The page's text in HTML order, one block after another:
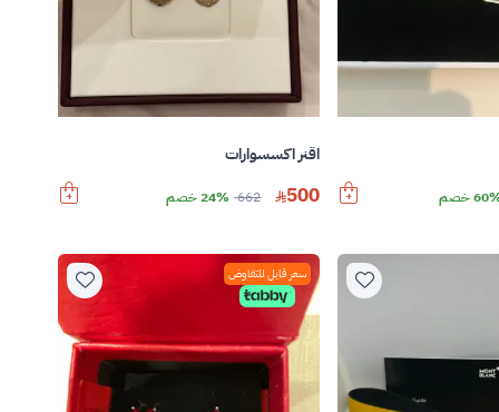
خصم
اقنر اكسسوارات
500
662 24% خصم
سعر قابل للتفاوض